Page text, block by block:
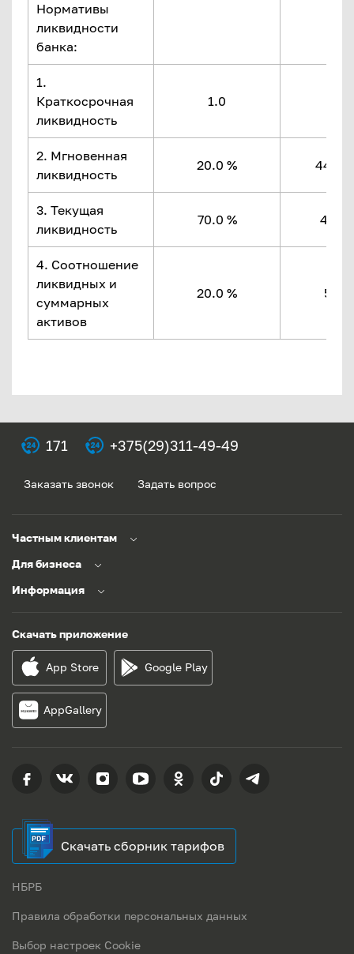
Нормативы
ликвидности
банка:
1.
Краткосрочная
ликвидность
1.0
2. Мгновенная
ликвидность
20.0 %
3. Текущая
ликвидность
70.0 %
4. Соотношение
ликвидных и
суммарных
активов
20.0 % 50.5
171 +375(29)311-49-49
Заказать звонок Задать вопрос
Частным клиентам
Для бизнеса
Информация
Скачать приложение
App Store Google Play
AppGallery
Скачать сборник тарифов
НБРБ
Правила обработки персональных данных
Выбор настроек Cookie